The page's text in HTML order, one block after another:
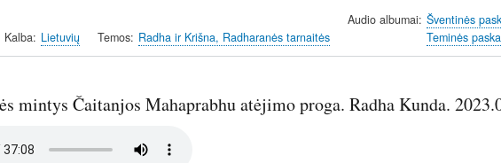
Kalba Lietuvių Temos Radha ir Krišna, Radharanės tarnaitės
Audio albumai Šventinės
Teminės
mintys Čaitanjos Mahaprabhu atėjimo proga. Radha Kunda.